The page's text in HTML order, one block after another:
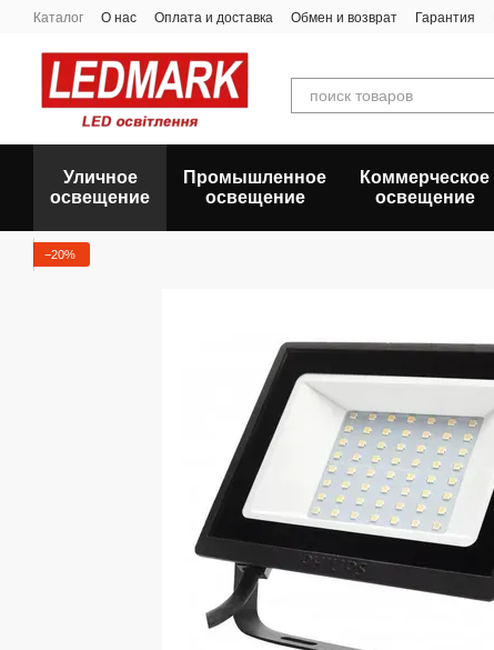
Перейти к основному контенту
Каталог О нас Оплата и доставка Обмен и возврат Гарантия
Уличное
освещение
Промышленное
освещение
Коммерческое
освещение
−20%